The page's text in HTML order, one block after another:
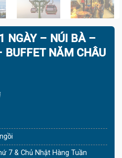
NGÀY – NÚI BÀ –
NĂM CHÂU
7 & Chủ Nhật Hàng Tuần